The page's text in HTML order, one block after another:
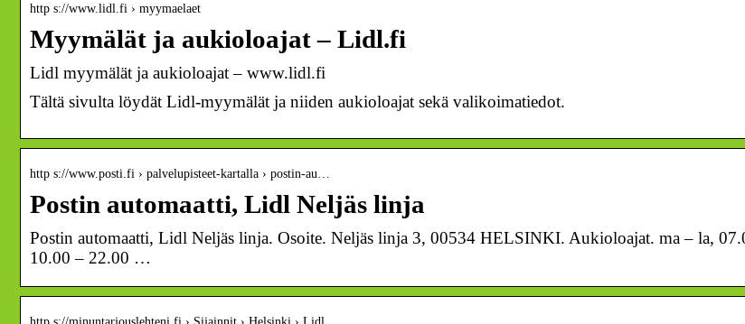
http s://www.lidl.fi › myymaelaet
Myymälät ja aukioloajat – Lidl.fi
Lidl myymälät ja aukioloajat – www.lidl.fi
Tältä sivulta löydät Lidl-myymälät ja niiden aukioloajat sekä valikoimatiedot.
http s://www.posti.fi › palvelupisteet-kartalla › postin-au…
Postin automaatti, Lidl Neljäs linja
Postin automaatti, Lidl Neljäs linja. Osoite. Neljäs linja 3, 00534 HELSINKI. Aukioloajat. ma – la,
10.00 – 22.00 …